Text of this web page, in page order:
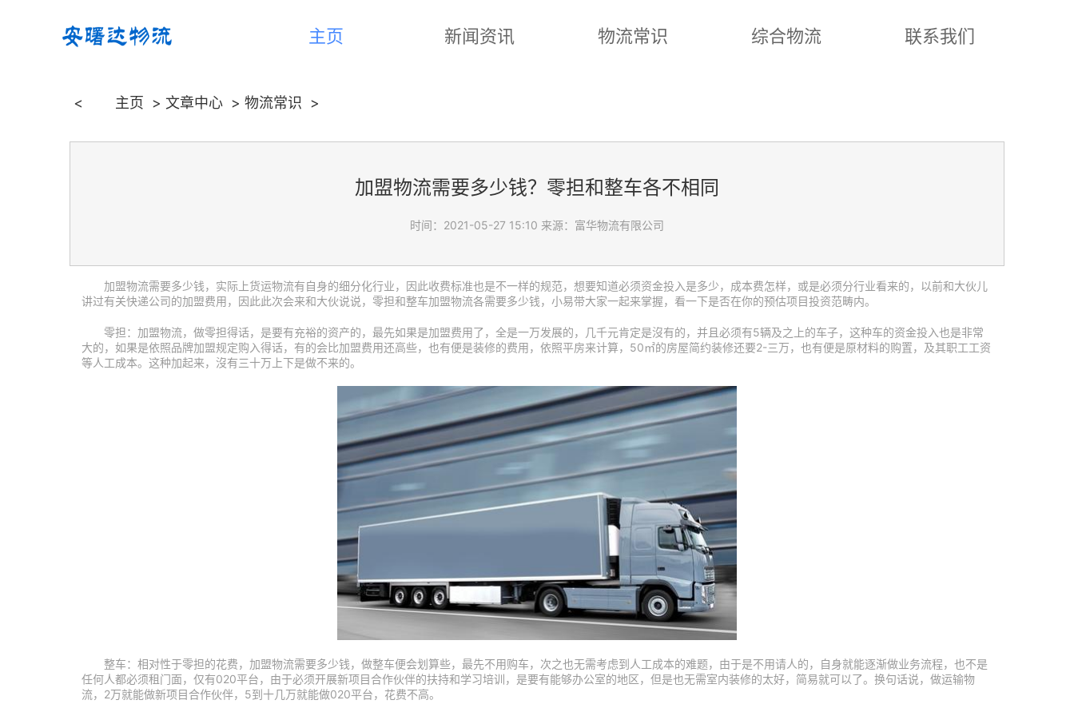
主页 新闻资讯 物流常识 综合物流 联系我们
< 主页 > 文章中心 > 物流常识 >
加盟物流需要多少钱？零担和整车各不相同
时间：2021-05-27 15:10 来源：富华物流有限公司
加盟物流需要多少钱，实际上货运物流有自身的细分化行业，因此收费标准也是不一样的规范，想要知道必须资金投入是多少，成本费怎样，或是必须分行业看来的，以前和大伙儿
讲过有关快递公司的加盟费用，因此此次会来和大伙说说，零担和整车加盟物流各需要多少钱，小易带大家一起来掌握，看一下是否在你的预估项目投资范畴内。
零担：加盟物流，做零担得话，是要有充裕的资产的，最先如果是加盟费用了，全是一万发展的，几千元肯定是沒有的，并且必须有5辆及之上的车子，这种车的资金投入也是非常
大的，如果是依照品牌加盟规定购入得话，有的会比加盟费用还高些，也有便是装修的费用，依照平房来计算，50㎡的房屋简约装修还要2-三万，也有便是原材料的购置，及其职工工资
等人工成本。这种加起来，沒有三十万上下是做不来的。
整车：相对性于零担的花费，加盟物流需要多少钱，做整车便会划算些，最先不用购车，次之也无需考虑到人工成本的难题，由于是不用请人的，自身就能逐渐做业务流程，也不是
任何人都必须租门面，仅有020平台，由于必须开展新项目合作伙伴的扶持和学习培训，是要有能够办公室的地区，但是也无需室内装修的太好，简易就可以了。换句话说，做运输物
流，2万就能做新项目合作伙伴，5到十几万就能做020平台，花费不高。